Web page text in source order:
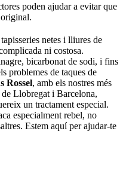
poden ajudar a evitar que
netes i lliures de
ni costosa.
bicarbonat de sodi, i fins
problemes de taques de
Rossel, amb els nostres més
Llobregat i Barcelona,
un tractament especial.
especialment rebel, no
Estem aquí per ajudar-te